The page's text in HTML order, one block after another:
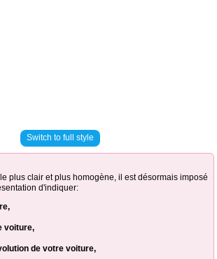
Switch to full style
plus clair et plus homogène, il est désormais imposé
d'indiquer:
voiture,
de votre voiture,